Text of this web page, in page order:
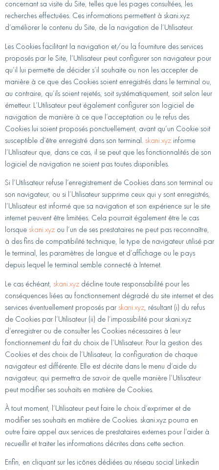
concernant sa visite du Site, telles que les pages consultées, les
recherches effectuées. Ces informations permettent à skani.xyz
d’améliorer le contenu du Site, de la navigation de l’Utilisateur.
Les Cookies facilitant la navigation et/ou la fourniture des services
proposés par le Site, l’Utilisateur peut configurer son navigateur pour
qu’il lui permette de décider s’il souhaite ou non les accepter de
manière à ce que des Cookies soient enregistrés dans le terminal ou,
au contraire, qu’ils soient rejetés, soit systématiquement, soit selon leur
émetteur. L’Utilisateur peut également configurer son logiciel de
navigation de manière à ce que l’acceptation ou le refus des
Cookies lui soient proposés ponctuellement, avant qu’un Cookie soit
susceptible d’être enregistré dans son terminal. skani.xyz informe
l’Utilisateur que, dans ce cas, il se peut que les fonctionnalités de son
logiciel de navigation ne soient pas toutes disponibles.
Si l’Utilisateur refuse l’enregistrement de Cookies dans son terminal ou
son navigateur, ou si l’Utilisateur supprime ceux qui y sont enregistrés,
l’Utilisateur est informé que sa navigation et son expérience sur le site
internet peuvent être limitées. Cela pourrait également être le cas
lorsque skani.xyz ou l’un de ses prestataires ne peut pas reconnaître,
à des fins de compatibilité technique, le type de navigateur utilisé par
le terminal, les paramètres de langue et d’affichage ou le pays
depuis lequel le terminal semble connecté à Internet.
Le cas échéant, skani.xyz décline toute responsabilité pour les
conséquences liées au fonctionnement dégradé du site internet et des
services éventuellement proposés par skani.xyz, résultant (i) du refus
de Cookies par l’Utilisateur (ii) de l’impossibilité pour skani.xyz
d’enregistrer ou de consulter les Cookies nécessaires à leur
fonctionnement du fait du choix de l’Utilisateur. Pour la gestion des
Cookies et des choix de l’Utilisateur, la configuration de chaque
navigateur est différente. Elle est décrite dans le menu d’aide du
navigateur, qui permettra de savoir de quelle manière l’Utilisateur
peut modifier ses souhaits en matière de Cookies.
À tout moment, l’Utilisateur peut faire le choix d’exprimer et de
modifier ses souhaits en matière de Cookies. skani.xyz pourra en
outre faire appel aux services de prestataires externes pour l’aider à
recueillir et traiter les informations décrites dans cette section.
Enfin, en cliquant sur les icônes dédiées au réseau social Linkedin